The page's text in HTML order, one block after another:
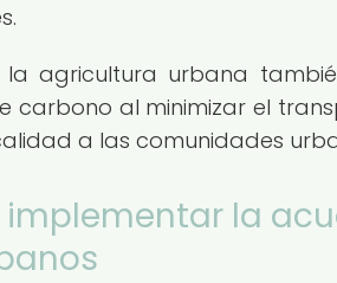
agricultura urbana
carbono al minimizar el
a las comunidades
implementar la